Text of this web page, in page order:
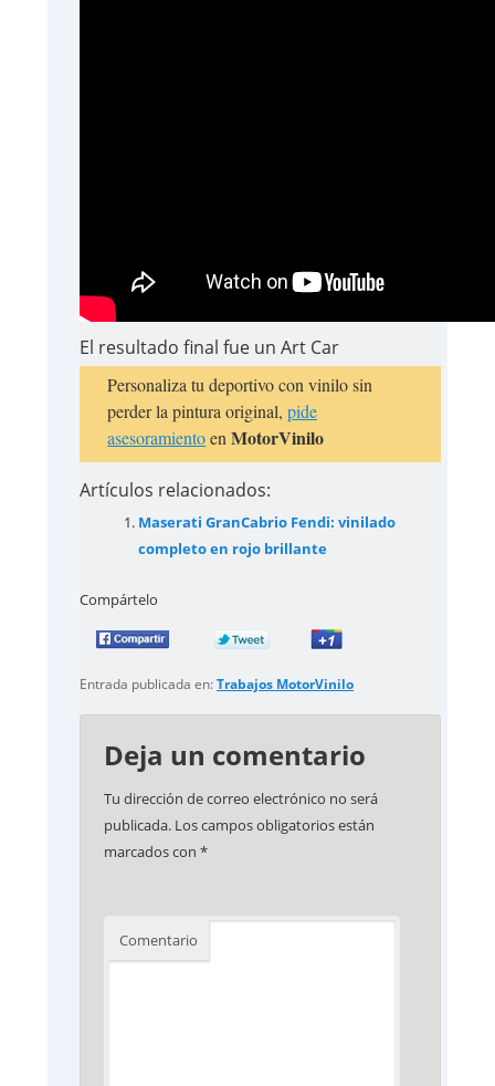
El resultado final fue un Art Car
Personaliza tu deportivo con vinilo sin
perder la pintura original,pide
asesoramientoenMotorVinilo
Artículos relacionados:
Maserati GranCabrio Fendi: vinilado
completo en rojo brillante
Compártelo
Entrada publicada en:Trabajos MotorVinilo
Deja un comentario
Tu dirección de correo electrónico no será
publicada. Los campos obligatorios están
marcados con*
Comentario